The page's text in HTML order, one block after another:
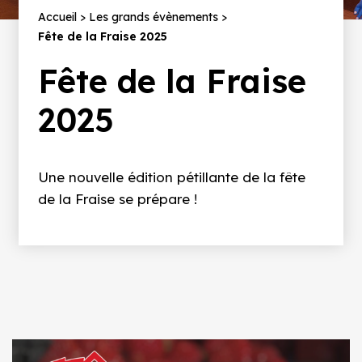
Fil
d'Ariane
Accueil
Les grands évènements
Fête de la Fraise 2025
Fête de la Fraise
2025
Une nouvelle édition pétillante de la fête
de la Fraise se prépare !